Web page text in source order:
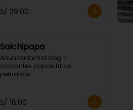
S/ 29.00
Salchipapa
Abundante hot dog +
crocantes papas fritas
peruanas.
S/ 16.00